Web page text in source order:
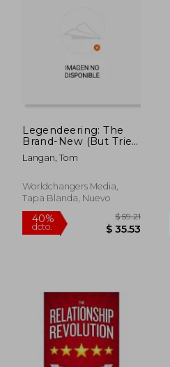
Legendeering: The
Brand-New (But Tried
and True) Video
Communication
Your Business (en
Inglés)
Langan, Tom
Worldchangers Media,
Tapa Blanda, Nuevo